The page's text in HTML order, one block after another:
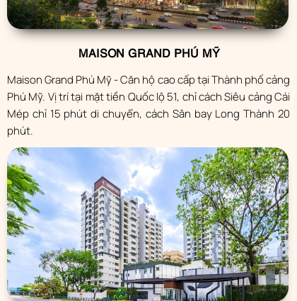
MAISON GRAND PHÚ MỸ
Maison Grand Phú Mỹ - Căn hộ cao cấp tại Thành phố cảng
Phú Mỹ. Vị trí tại mặt tiền Quốc lộ 51, chỉ cách Siêu cảng Cái
Mép chỉ 15 phút di chuyển, cách Sân bay Long Thành 20
phút.